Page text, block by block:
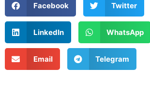
Facebook Twitter
LinkedIn WhatsApp
Email Telegram